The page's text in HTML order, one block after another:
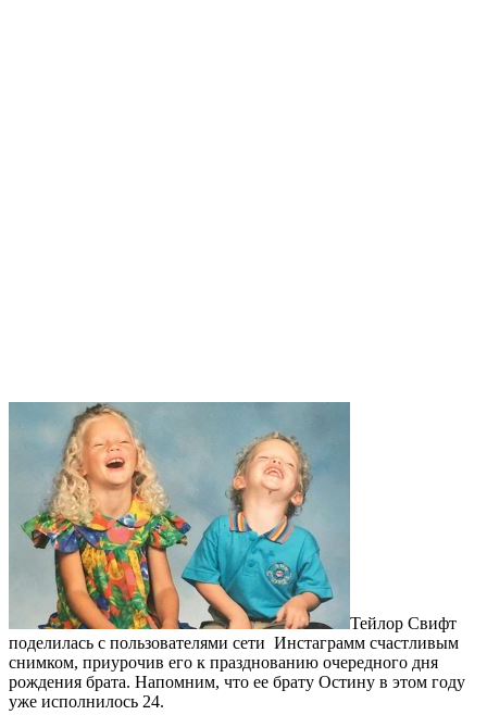
Тейлор Свифт
поделилась с пользователями сети Инстаграмм счастливым
снимком, приурочив его к празднованию очередного дня
рождения брата. Напомним, что ее брату Остину в этом году
уже исполнилось 24.